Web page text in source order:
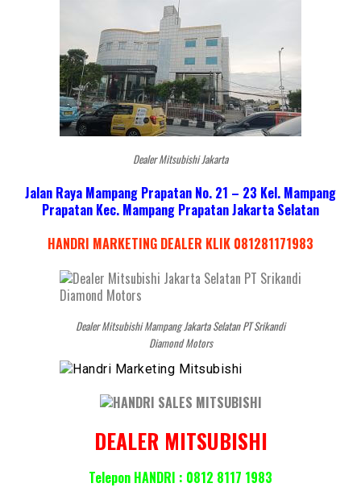
Dealer Mitsubishi Jakarta
Jalan Raya Mampang Prapatan No. 21 – 23 Kel. Mampang
Prapatan Kec. Mampang Prapatan Jakarta Selatan
HANDRI MARKETING DEALER KLIK 081281171983
Dealer Mitsubishi Mampang Jakarta Selatan PT Srikandi
Diamond Motors
DEALER MITSUBISHI
Telepon HANDRI : 0812 8117 1983